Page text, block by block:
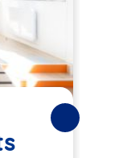
Suivantes